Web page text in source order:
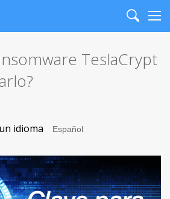
Search
TeslaCrypt
idioma